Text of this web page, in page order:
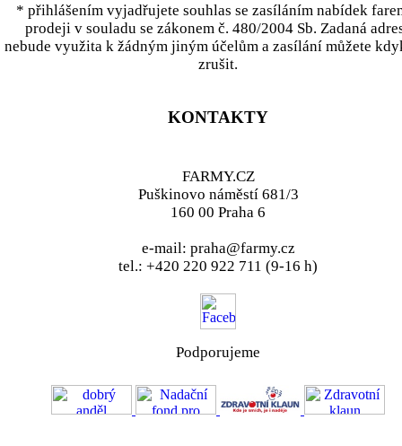
* přihlášením vyjadřujete souhlas se zasíláním nabídek
prodeji v souladu se zákonem č. 480/2004 Sb. Zadaná
nebude využita k žádným jiným účelům a zasílání můžete
zrušit.
KONTAKTY
FARMY.CZ
Puškinovo náměstí 681/3
160 00 Praha 6
e-mail: praha@farmy.cz
tel.: +420 220 922 711 (9-16 h)
Podporujeme